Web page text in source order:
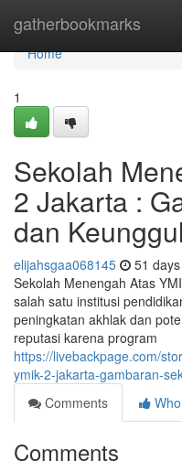
gatherbookmarks
Home
Home
1
Sekolah
2 Jakarta :
dan
elijahsgaa068145 51
Sekolah Menengah Atas
salah satu institusi
peningkatan akhlak dan
reputasi karena program
https://livebackpage.com/
ymik-2-jakarta-gambaran-
Comments
Comments